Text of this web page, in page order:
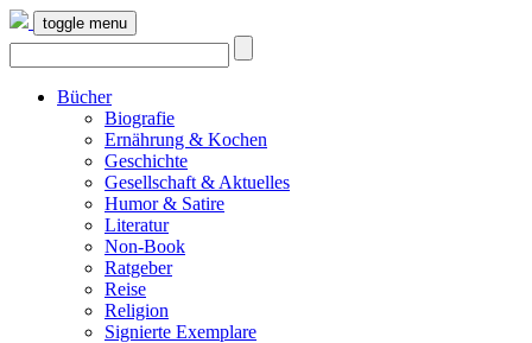
toggle menu
Bücher
Biografie
Ernährung & Kochen
Geschichte
Gesellschaft & Aktuelles
Humor & Satire
Literatur
Non-Book
Ratgeber
Reise
Religion
Signierte Exemplare